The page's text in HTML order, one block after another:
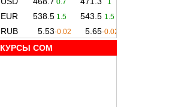
КУРСЫ COM